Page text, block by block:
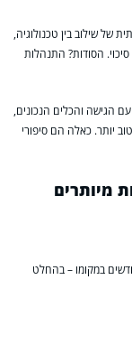
של שילוב בין טכנולוגיה,
הסודות? התנהלות
הגישה והכלים הנכונים,
יותר. כאלה הם סיפורי
מיותרים
במקומו – בהחלט